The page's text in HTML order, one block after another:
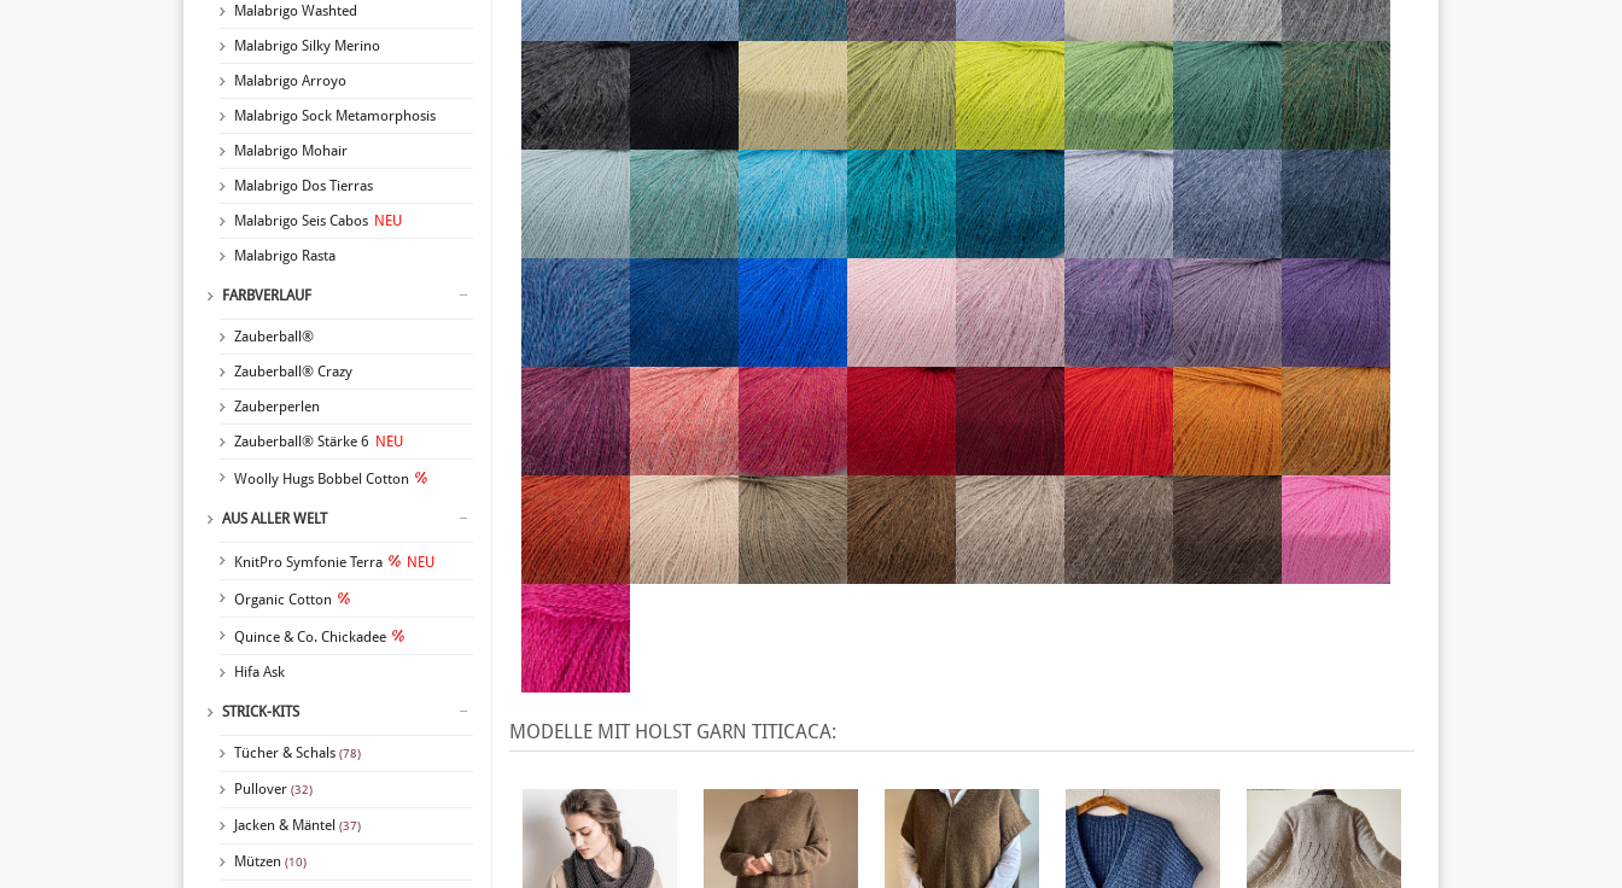
Malabrigo Washted
Malabrigo Silky Merino
Malabrigo Arroyo
Malabrigo Sock Metamorphosis
Malabrigo Mohair
Malabrigo Dos Tierras
Malabrigo Seis Cabos NEU
Malabrigo Rasta
FARBVERLAUF
Zauberball®
Zauberball® Crazy
Zauberperlen
Zauberball® Stärke 6 NEU
Woolly Hugs Bobbel Cotton
AUS ALLER WELT
KnitPro Symfonie Terra NEU
Organic Cotton
Quince & Co. Chickadee
Hifa Ask
STRICK-KITS
Tücher & Schals (78)
Pullover (32)
Jacken & Mäntel (37)
Mützen (10)
MODELLE MIT HOLST GARN TITICACA: